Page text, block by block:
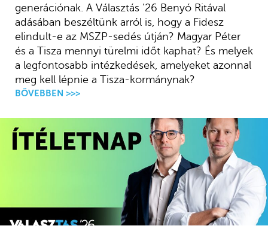
generációnak. A Választás ’26 Benyó Ritával
adásában beszéltünk arról is, hogy a Fidesz
elindult-e az MSZP-sedés útján? Magyar Péter
és a Tisza mennyi türelmi időt kaphat? És melyek
a legfontosabb intézkedések, amelyeket azonnal
meg kell lépnie a Tisza-kormánynak?
BŐVEBBEN >>>